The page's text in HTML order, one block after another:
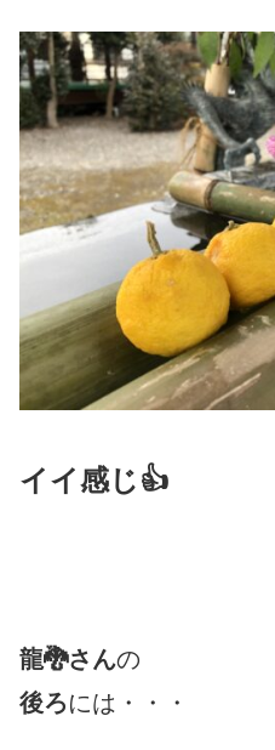
イイ感じ👍
龍🐉さんの
後ろには・・・